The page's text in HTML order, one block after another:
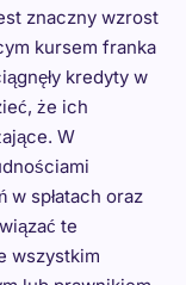
znaczny wzrost
kursem franka
kredyty w
że ich
W
spłatach oraz
te
wszystkim